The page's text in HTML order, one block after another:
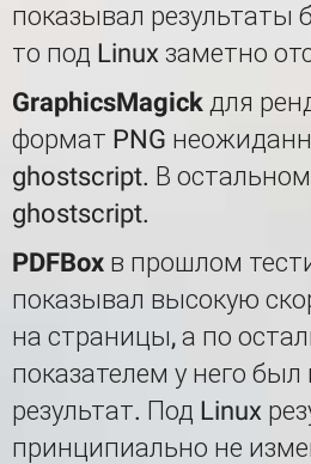
показывал результаты
то под Linux заметно
GraphicsMagick для
формат PNG
ghostscript. В
ghostscript.
PDFBox в прошлом
показывал высокую
на страницы, а по
показателем у него
результат. Под Linux
принципиально не